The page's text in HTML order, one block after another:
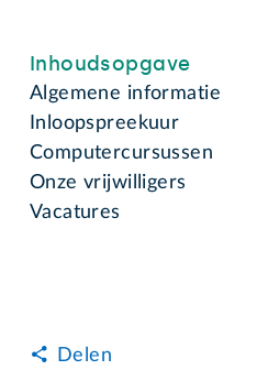
Inhoudsopgave
Algemene informatie
Inloopspreekuur
Computercursussen
Onze vrijwilligers
Vacatures
Delen